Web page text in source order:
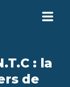
: la
de